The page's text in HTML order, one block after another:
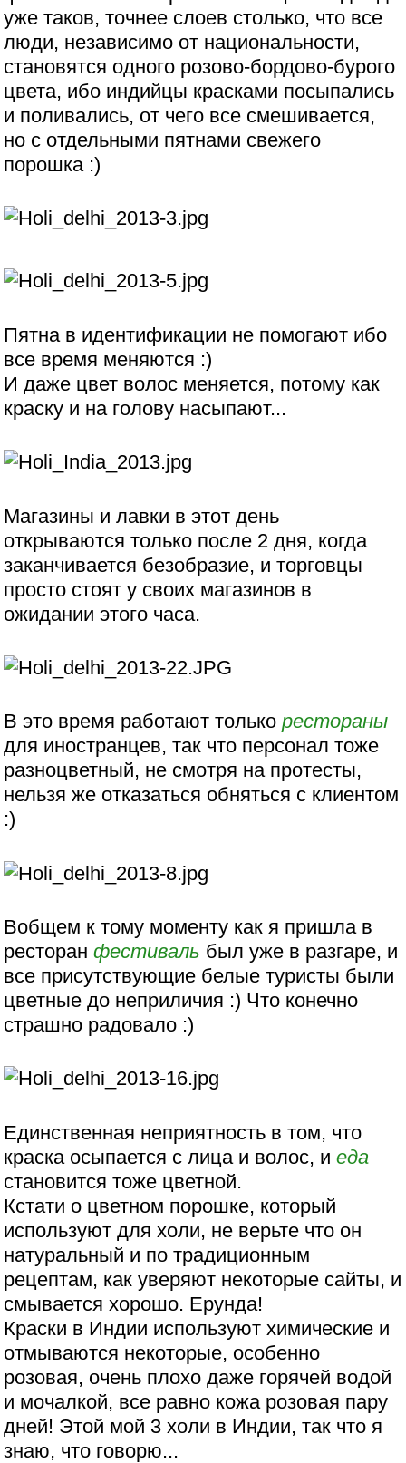
уже таков, точнее слоев столько, что все
люди, независимо от национальности,
становятся одного розово-бордово-бурого
цвета, ибо индийцы красками посыпались
и поливались, от чего все смешивается,
но с отдельными пятнами свежего
порошка :)
Пятна в идентификации не помогают ибо
все время меняются :)
И даже цвет волос меняется, потому как
краску и на голову насыпают...
Магазины и лавки в этот день
открываются только после 2 дня, когда
заканчивается безобразие, и торговцы
просто стоят у своих магазинов в
ожидании этого часа.
В это время работают толькорестораны
для иностранцев, так что персонал тоже
разноцветный, не смотря на протесты,
нельзя же отказаться обняться с клиентом
:)
Вобщем к тому моменту как я пришла в
ресторанфестиваль был уже в разгаре, и
все присутствующие белые туристы были
цветные до неприличия :) Что конечно
страшно радовало :)
Единственная неприятность в том, что
краска осыпается с лица и волос, иеда
становится тоже цветной.
Кстати о цветном порошке, который
используют для холи, не верьте что он
натуральный и по традиционным
рецептам, как уверяют некоторые сайты, и
смывается хорошо. Ерунда!
Краски в Индии используют химические и
отмываются некоторые, особенно
розовая, очень плохо даже горячей водой
и мочалкой, все равно кожа розовая пару
дней! Этой мой 3 холи в Индии, так что я
знаю, что говорю...